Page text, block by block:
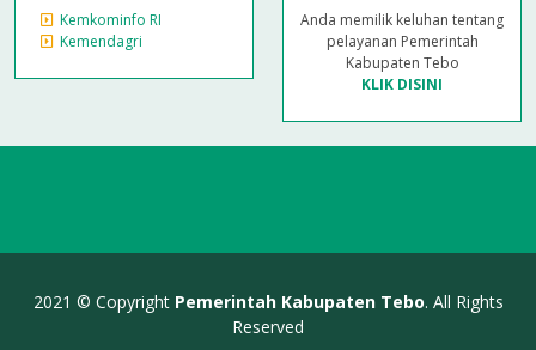
Kemkominfo RI
Kemendagri
Anda memilik keluhan tentang
pelayanan Pemerintah
Kabupaten Tebo
KLIK DISINI
2021 © Copyright Pemerintah Kabupaten Tebo. All Rights
Reserved